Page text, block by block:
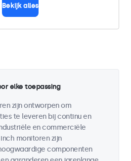
Bekijk alles
elke toepassing
zijn ontworpen om
te leveren bij continu en
en commerciële
monitoren zijn
componenten